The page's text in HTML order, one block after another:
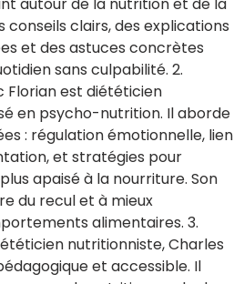
autour de la nutrition et de la
conseils clairs, des explications
et des astuces concrètes
sans culpabilité. 2.
est diététicien
en psycho-nutrition. Il aborde
: régulation émotionnelle, lien
et stratégies pour
apaisé à la nourriture. Son
du recul et à mieux
alimentaires. 3.
nutritionniste, Charles
et accessible. Il